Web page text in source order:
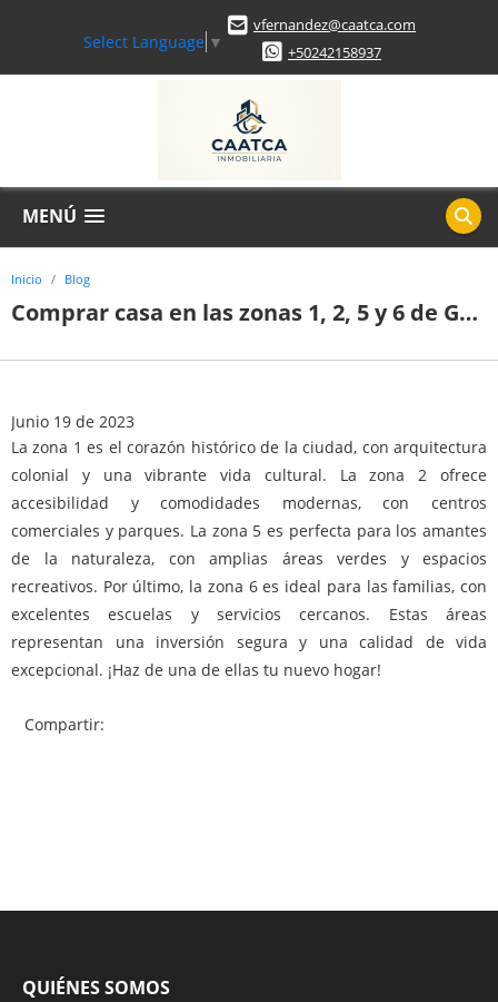
Select Language ▼
vfernandez@caatca.com
+50242158937
MENÚ
Inicio Blog
Comprar casa en las zonas 1, 2, 5 y 6 de Guatemala
Junio 19 de 2023
La zona 1 es el corazón histórico de la ciudad, con arquitectura
colonial y una vibrante vida cultural. La zona 2 ofrece
accesibilidad y comodidades modernas, con centros
comerciales y parques. La zona 5 es perfecta para los amantes
de la naturaleza, con amplias áreas verdes y espacios
recreativos. Por último, la zona 6 es ideal para las familias, con
excelentes escuelas y servicios cercanos. Estas áreas
representan una inversión segura y una calidad de vida
excepcional. ¡Haz de una de ellas tu nuevo hogar!
Compartir:
QUIÉNES SOMOS